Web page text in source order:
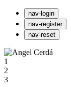
nav-login
nav-register
nav-reset
1
2
3